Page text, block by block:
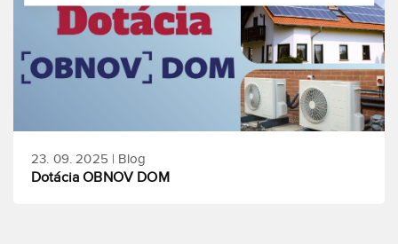
23. 09. 2025 | Blog
Dotácia OBNOV DOM